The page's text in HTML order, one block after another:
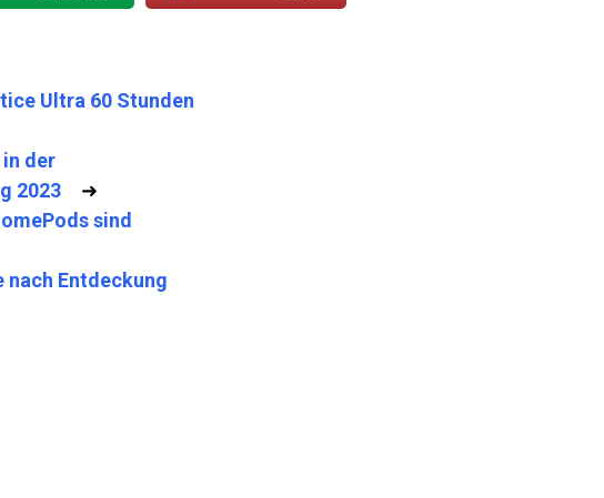
Ultra 60 Stunden
der
2023 ➜
sind
nach Entdeckung